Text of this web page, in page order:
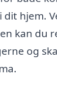
dit hjem.
kan du
og